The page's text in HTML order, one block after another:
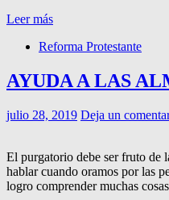
Leer más
Reforma Protestante
AYUDA A LAS
julio 28, 2019 Deja un
El purgatorio debe ser fruto de
hablar cuando oramos por las
logro comprender muchas